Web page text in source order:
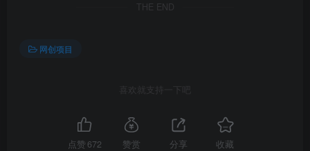
THE END
网创项目
喜欢就支持一下吧
点赞 672 赞赏 分享 收藏